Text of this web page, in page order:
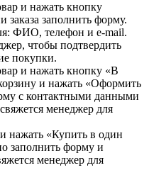
и нажать кнопку
заказа заполнить форму.
ФИО, телефон и e-mail.
чтобы подтвердить
покупки.
и нажать кнопку «В
и нажать «Оформить
с контактными данными
менеджер для
нажать «Купить в один
заполнить форму и
менеджер для